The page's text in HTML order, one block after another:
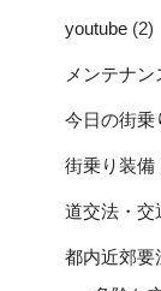
youtube (2)
メンテナン
今日の街乗
街乗り装備
道交法・交
都内近郊要